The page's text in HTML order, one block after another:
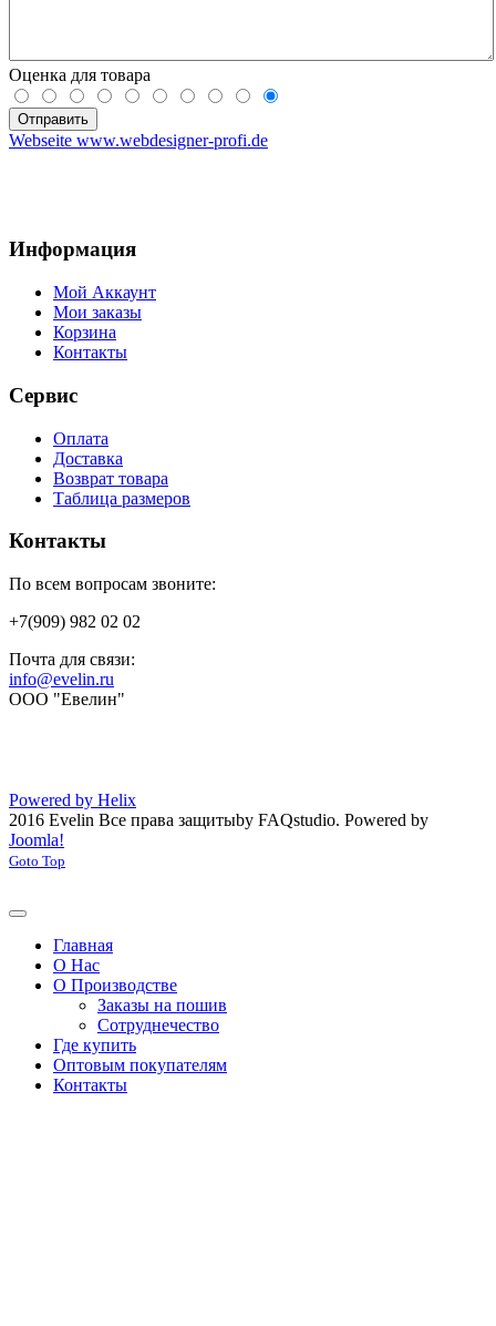
Оценка для товара
Webseite www.webdesigner-profi.de
Информация
Мой Аккаунт
Мои заказы
Корзина
Контакты
Сервис
Оплата
Доставка
Возврат товара
Таблица размеров
Контакты
По всем вопросам звоните:
+7(909) 982 02 02
Почта для связи:
info@evelin.ru
ООО "Евелин"
Powered by Helix
2016 Evelin Все права защитыby FAQstudio. Powered by
Joomla!
Goto Top
Главная
О Нас
О Производстве
Заказы на пошив
Сотруднечество
Где купить
Оптовым покупателям
Контакты